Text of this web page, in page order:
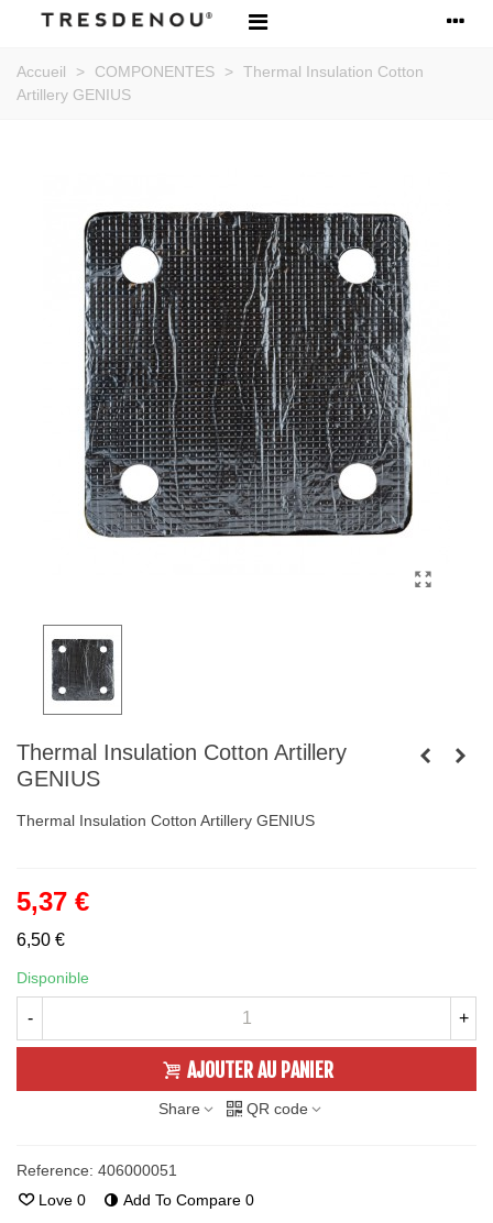
Accueil > COMPONENTES > Thermal Insulation Cotton
Artillery GENIUS
Thermal Insulation Cotton Artillery
GENIUS
Thermal Insulation Cotton Artillery GENIUS
5,37 €
6,50 €
Disponible
- +
AJOUTER AU PANIER
Share QR code
Reference: 406000051
Love 0 Add To Compare 0